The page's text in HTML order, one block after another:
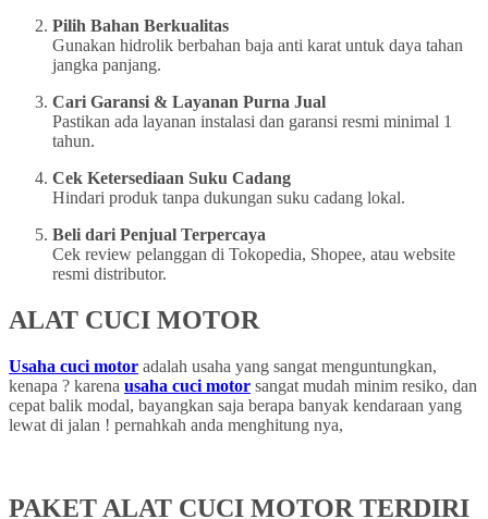
Pilih Bahan Berkualitas
Gunakan hidrolik berbahan baja anti karat untuk daya tahan
jangka panjang.
Cari Garansi & Layanan Purna Jual
Pastikan ada layanan instalasi dan garansi resmi minimal 1
tahun.
Cek Ketersediaan Suku Cadang
Hindari produk tanpa dukungan suku cadang lokal.
Beli dari Penjual Terpercaya
Cek review pelanggan di Tokopedia, Shopee, atau website
resmi distributor.
ALAT CUCI MOTOR
Usaha cuci motor adalah usaha yang sangat menguntungkan,
kenapa ? karena usaha cuci motor sangat mudah minim resiko, dan
cepat balik modal, bayangkan saja berapa banyak kendaraan yang
lewat di jalan ! pernahkah anda menghitung nya,
PAKET ALAT CUCI MOTOR TERDIRI